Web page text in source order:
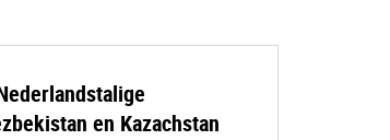
en Kazachstan